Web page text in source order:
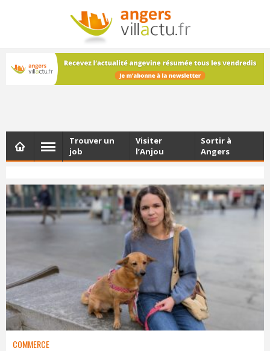
NEWSLETTER
Les dernières actualités d'Angers, chaque vendredi dans
votre boîte e-mail
Trouver un
job
Visiter
l’Anjou
Sortir à
Angers
COMMERCE